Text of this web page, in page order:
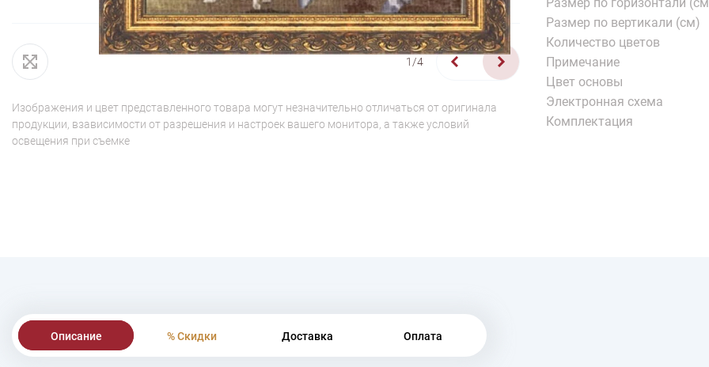
1/4
Изображения и цвет представленного товара могут незначительно отличаться от оригинала
продукции, взависимости от разрешения и настроек вашего монитора, а также условий
освещения при съемке
Размер по вертикали (см)
Количество цветов
Примечание
Цвет основы
Электронная схема
Комплектация
Описание % Скидки Доставка Оплата